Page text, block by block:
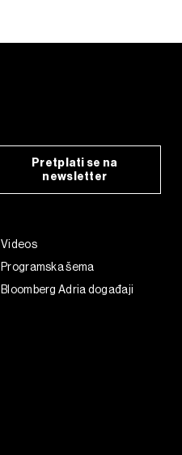
Pretplati se na
newsletter
Videos
Programska šema
Bloomberg Adria događaji